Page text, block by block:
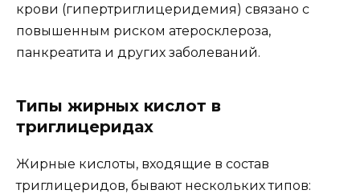
крови (гипертриглицеридемия) связано с
повышенным риском атеросклероза,
панкреатита и других заболеваний.
Типы жирных кислот в
триглицеридах
Жирные кислоты, входящие в состав
триглицеридов, бывают нескольких типов: